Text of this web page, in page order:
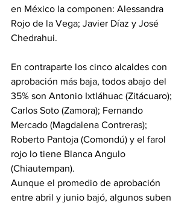
en México la componen: Alessandra
Rojo de la Vega; Javier Díaz y José
Chedrahui.
En contraparte los cinco alcaldes con
aprobación más baja, todos abajo del
35% son Antonio Ixtláhuac (Zitácuaro);
Carlos Soto (Zamora); Fernando
Mercado (Magdalena Contreras);
Roberto Pantoja (Comondú) y el farol
rojo lo tiene Blanca Angulo
(Chiautempan).
Aunque el promedio de aprobación
entre abril y junio bajó, algunos suben